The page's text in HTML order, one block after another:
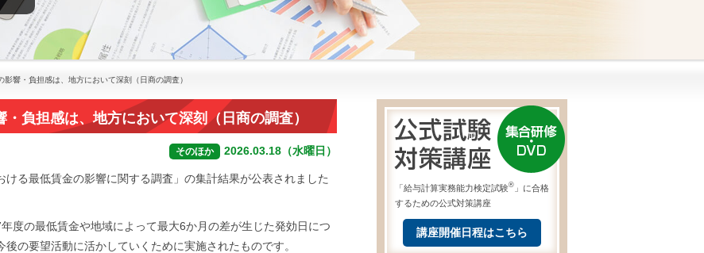
響・負担感は、地方において深刻（日商の調査）
負担感は、地方において深刻（日商の調査）
そのほか 2026.03.18（水曜日）
る最低賃金の影響に関する調査」の集計結果が公表されました
度の最低賃金や地域によって最大6か月の差が生じた発効日につ
の要望活動に活かしていくために実施されたものです。
「給与計算実務能力検定試験® 」に合格
するための公式対策講座
講座開催日程はこちら